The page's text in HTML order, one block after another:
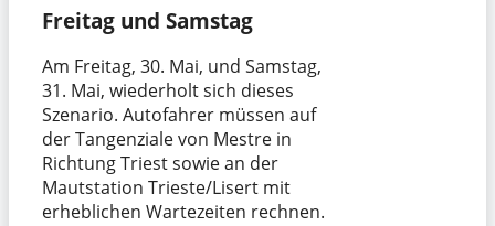
Freitag und Samstag
Am Freitag, 30. Mai, und Samstag,
31. Mai, wiederholt sich dieses
Szenario. Autofahrer müssen auf
der Tangenziale von Mestre in
Richtung Triest sowie an der
Mautstation Trieste/Lisert mit
erheblichen Wartezeiten rechnen.